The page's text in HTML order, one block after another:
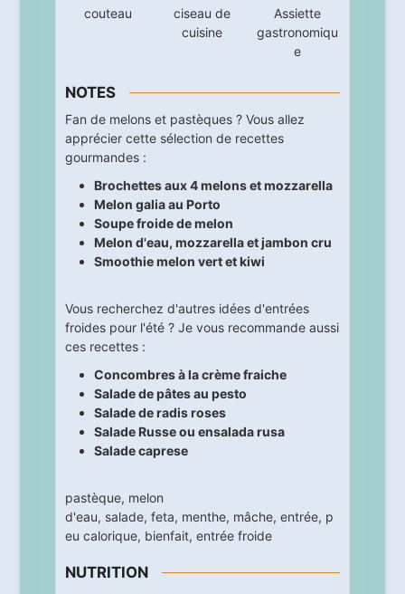
couteau
ciseau de
cuisine
Assiette
gastronomiqu
e
NOTES
Fan de melons et pastèques ? Vous allez
apprécier cette sélection de recettes
gourmandes :
Brochettes aux 4 melons et mozzarella
Melon galia au Porto
Soupe froide de melon
Melon d'eau, mozzarella et jambon cru
Smoothie melon vert et kiwi
Vous recherchez d'autres idées d'entrées
froides pour l'été ? Je vous recommande aussi
ces recettes :
Concombres à la crème fraiche
Salade de pâtes au pesto
Salade de radis roses
Salade Russe ou ensalada rusa
Salade caprese
pastèque, melon
d'eau, salade, feta, menthe, mâche, entrée, p
eu calorique, bienfait, entrée froide
NUTRITION